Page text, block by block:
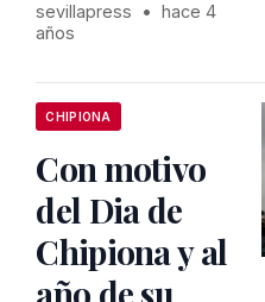
sevillapress •
hace 4
años
CHIPIONA
Con motivo
del Dia de
Chipiona y al
año de su